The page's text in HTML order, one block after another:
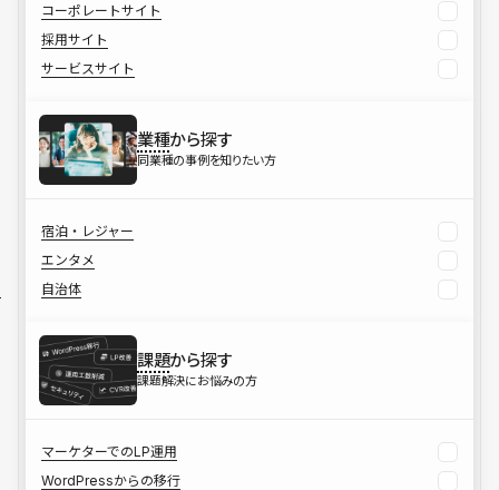
コーポレートサイト
採用サイト
サービスサイト
業種から探す
同業種の事例を知りたい方
宿泊・レジャー
エンタメ
自治体
課題から探す
課題解決にお悩みの方
マーケターでのLP運用
WordPressからの移行